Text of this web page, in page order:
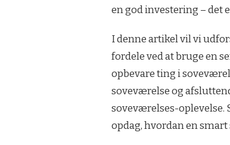
en god investering – det
I denne artikel vil vi
fordele ved at bruge en
opbevare ting i
soveværelse og
soveværelses-oplevelse.
opdag, hvordan en